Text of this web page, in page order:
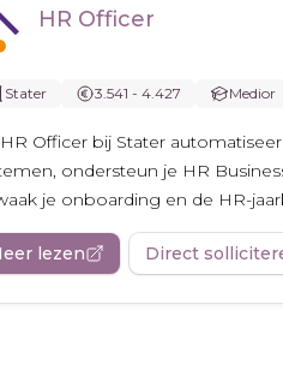
HR Officer
Stater 3.541 - 4.427 Medior
Officer bij Stater
ondersteun je HR
je onboarding en de HR-
lezen Direct